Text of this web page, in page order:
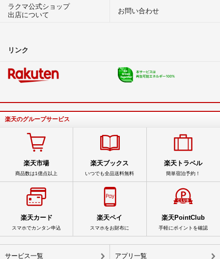
ラクマ公式ショップ
出店について
お問い合わせ
リンク
楽天のグループサービス
楽天市場
商品数は1億点以上
楽天ブックス
いつでも全品送料無料
楽天トラベル
簡単宿泊予約！
楽天カード
スマホでカンタン申込
楽天ペイ
スマホをお財布に
楽天PointClub
手軽にポイントを確認
サービス一覧 アプリ一覧